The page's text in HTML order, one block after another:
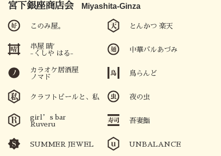
宮下銀座商店会 Miyashita-Ginza
このみ屋。 とんかつ 楽天
串屋 晴′
-くしや はる-
中華バルあづみ
カラオケ居酒屋
ノマド
鳥らんど
クラフトビールと、私 夜の虫
girl’s bar
Ruveru
吾妻鮨
SUMMER JEWEL UNBALANCE